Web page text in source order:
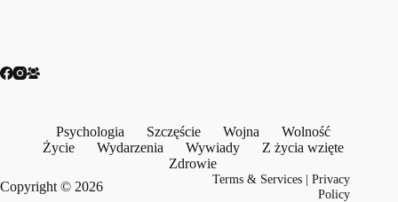
Psychologia Szczęście Wojna
Wolność
Życie
Wydarzenia Wywiady
Z życia wzięte
Zdrowie
Copyright © 2026
Terms & Services |Privacy
Policy